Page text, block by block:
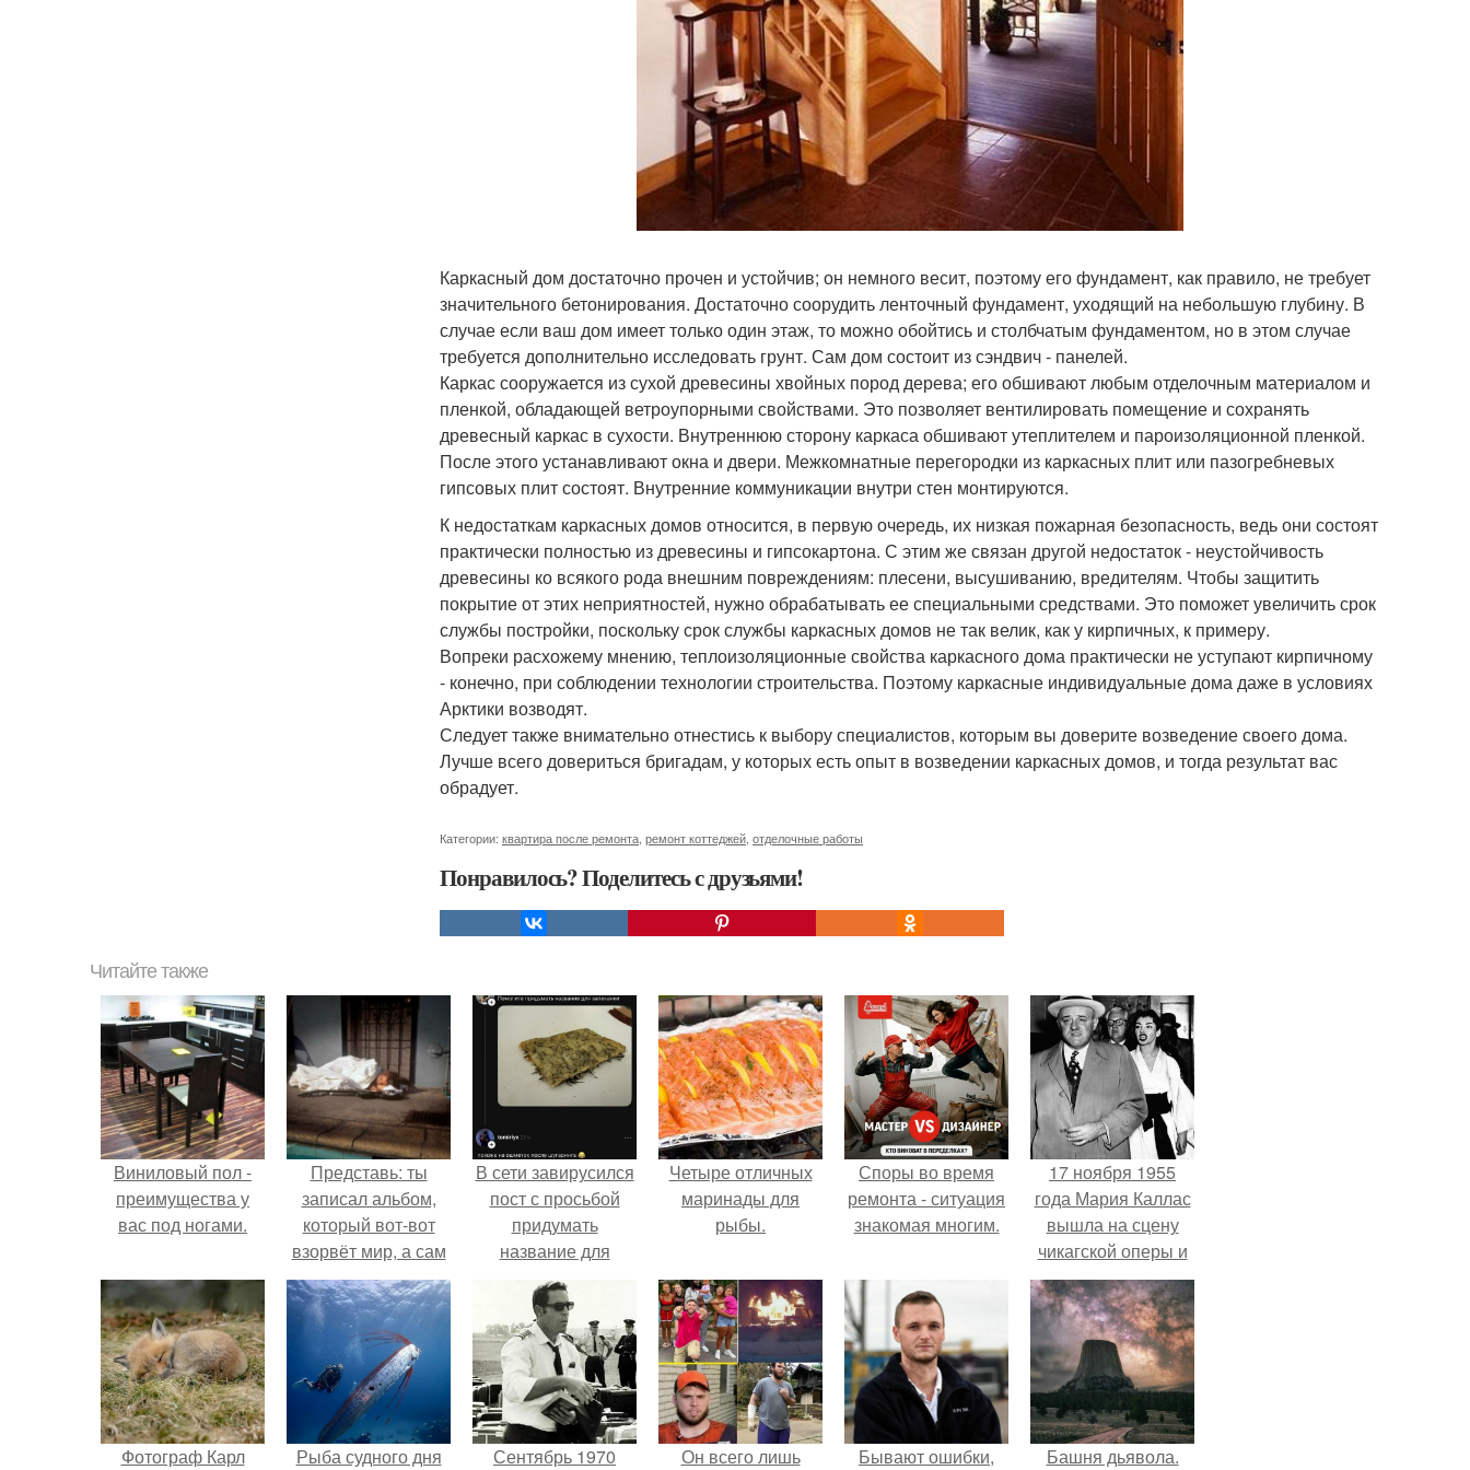
Каркасный дом достаточно прочен и устойчив; он немного весит, поэтому его фундамент, как правило, не требует
значительного бетонирования. Достаточно соорудить ленточный фундамент, уходящий на небольшую глубину. В
случае если ваш дом имеет только один этаж, то можно обойтись и столбчатым фундаментом, но в этом случае
требуется дополнительно исследовать грунт. Сам дом состоит из сэндвич - панелей.
Каркас сооружается из сухой древесины хвойных пород дерева; его обшивают любым отделочным материалом и
пленкой, обладающей ветроупорными свойствами. Это позволяет вентилировать помещение и сохранять
древесный каркас в сухости. Внутреннюю сторону каркаса обшивают утеплителем и пароизоляционной пленкой.
После этого устанавливают окна и двери. Межкомнатные перегородки из каркасных плит или пазогребневых
гипсовых плит состоят. Внутренние коммуникации внутри стен монтируются.
К недостаткам каркасных домов относится, в первую очередь, их низкая пожарная безопасность, ведь они состоят
практически полностью из древесины и гипсокартона. С этим же связан другой недостаток - неустойчивость
древесины ко всякого рода внешним повреждениям: плесени, высушиванию, вредителям. Чтобы защитить
покрытие от этих неприятностей, нужно обрабатывать ее специальными средствами. Это поможет увеличить срок
службы постройки, поскольку срок службы каркасных домов не так велик, как у кирпичных, к примеру.
Вопреки расхожему мнению, теплоизоляционные свойства каркасного дома практически не уступают кирпичному
- конечно, при соблюдении технологии строительства. Поэтому каркасные индивидуальные дома даже в условиях
Арктики возводят.
Следует также внимательно отнестись к выбору специалистов, которым вы доверите возведение своего дома.
Лучше всего довериться бригадам, у которых есть опыт в возведении каркасных домов, и тогда результат вас
обрадует.
Категории: квартира после ремонта ремонт коттеджей отделочные работы
Понравилось? Поделитесь с друзьями!
Читайте также
Виниловый пол -
преимущества у
вас под ногами.
Представь: ты
записал альбом,
который вот-вот
взорвёт мир, а сам
в этот момент
ночуешь в машине.
В сети завирусился
пост с просьбой
придумать
название для
домашней
запеканки.
Четыре отличных
маринады для
рыбы.
Споры во время
ремонта - ситуация
знакомая многим.
17 ноября 1955
года Мария Каллас
вышла на сцену
чикагской оперы и
сорвала овации.
Фотограф Карл Рыба судного дня Сентябрь 1970 Он всего лишь Бывают ошибки, Башня дьявола.